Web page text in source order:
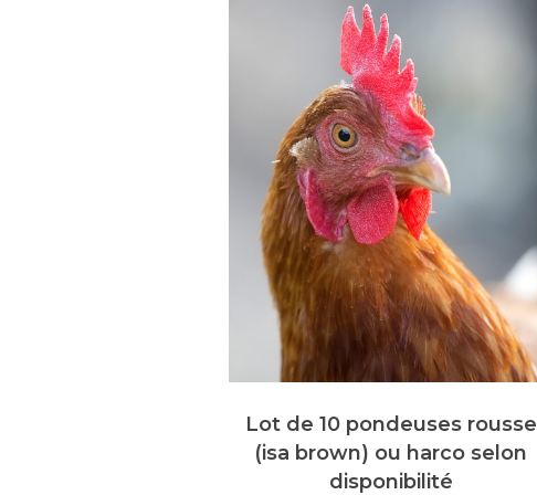
Lot de 10 pondeuses rousse
(isa brown) ou harco selon
disponibilité